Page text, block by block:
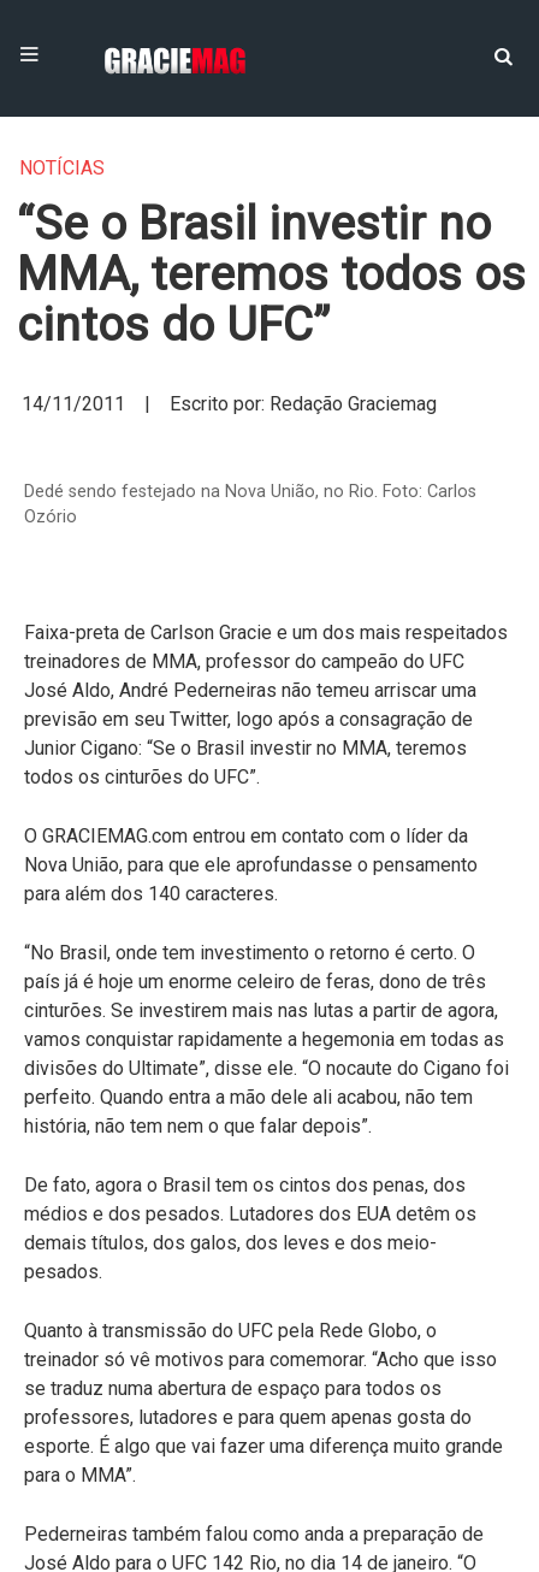
NOTÍCIAS
“Se o Brasil investir no
MMA, teremos todos os
cintos do UFC”
14/11/2011 | Escrito por: Redação Graciemag
Dedé sendo festejado na Nova União, no Rio. Foto: Carlos
Ozório
Faixa-preta de Carlson Gracie e um dos mais respeitados
treinadores de MMA, professor do campeão do UFC
José Aldo, André Pederneiras não temeu arriscar uma
previsão em seu Twitter, logo após a consagração de
Junior Cigano: “Se o Brasil investir no MMA, teremos
todos os cinturões do UFC”.
O GRACIEMAG.com entrou em contato com o líder da
Nova União, para que ele aprofundasse o pensamento
para além dos 140 caracteres.
“No Brasil, onde tem investimento o retorno é certo. O
país já é hoje um enorme celeiro de feras, dono de três
cinturões. Se investirem mais nas lutas a partir de agora,
vamos conquistar rapidamente a hegemonia em todas as
divisões do Ultimate”, disse ele. “O nocaute do Cigano foi
perfeito. Quando entra a mão dele ali acabou, não tem
história, não tem nem o que falar depois”.
De fato, agora o Brasil tem os cintos dos penas, dos
médios e dos pesados. Lutadores dos EUA detêm os
demais títulos, dos galos, dos leves e dos meio-
pesados.
Quanto à transmissão do UFC pela Rede Globo, o
treinador só vê motivos para comemorar. “Acho que isso
se traduz numa abertura de espaço para todos os
professores, lutadores e para quem apenas gosta do
esporte. É algo que vai fazer uma diferença muito grande
para o MMA”.
Pederneiras também falou como anda a preparação de
José Aldo para o UFC 142 Rio, no dia 14 de janeiro. “O